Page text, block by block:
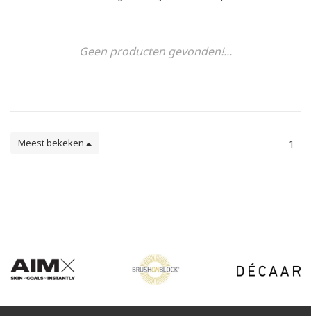
Geen producten gevonden!...
Meest bekeken 1